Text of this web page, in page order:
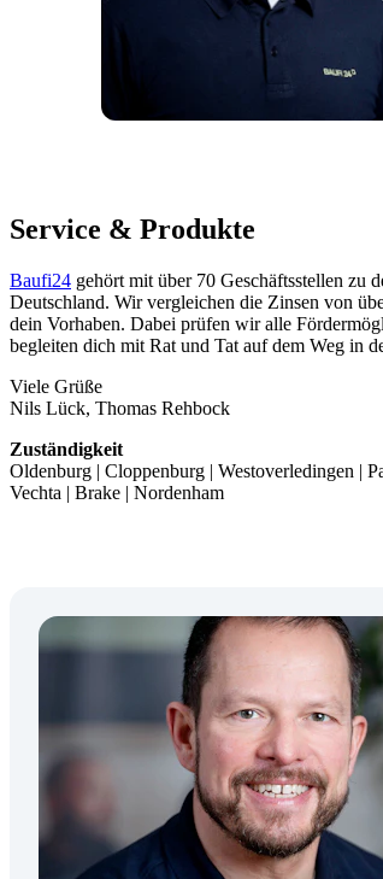
Service & Produkte
Baufi24 gehört mit über 70 Geschäftsstellen zu
Deutschland. Wir vergleichen die Zinsen von
dein Vorhaben. Dabei prüfen wir alle
begleiten dich mit Rat und Tat auf dem Weg in
Viele Grüße
Nils Lück, Thomas Rehbock
Zuständigkeit
Oldenburg | Cloppenburg | Westoverledingen |
Vechta | Brake | Nordenham